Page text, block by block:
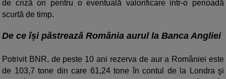
de criză ori pentru o eventuală valorificare într-o perioadă
scurtă de timp.
De ce își păstrează România aurul la Banca Angliei
Potrivit BNR, de peste 10 ani rezerva de aur a României este
de 103,7 tone din care 61,24 tone în contul de la Londra şi